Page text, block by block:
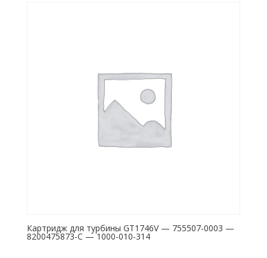
Картридж для турбины GT1746V — 755507-0003 —
8200475873-C — 1000-010-314